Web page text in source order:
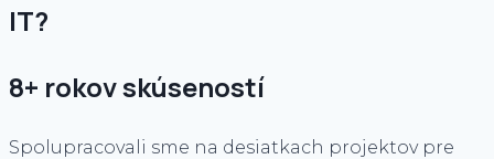
IT?
8+ rokov skúseností
Spolupracovali sme na desiatkach projektov pre